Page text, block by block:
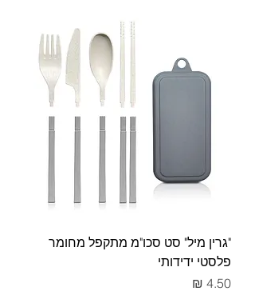
"גרין מיל" סט סכו"מ מתקפל מחומר
פלסטי ידידותי
מחיר